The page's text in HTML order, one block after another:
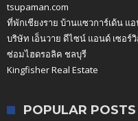
tsupaman.com
ที่พักเชียงราย บ้านแซวการ์เด้น แ
บริษัท เอ็นวาย ดีไซน์ แอนด์ เซอร์
ซ่อมไฮดรอลิค ชลบุรี
Kingfisher Real Estate
POPULAR POSTS